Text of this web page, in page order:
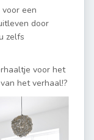
een
door
zelfs
voor het
het verhaal!?